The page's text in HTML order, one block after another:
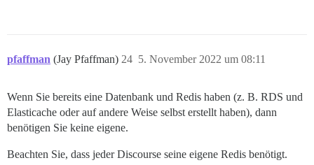
pfaffman (Jay Pfaffman) 5. November 2022 um 08:11
24
Wenn Sie bereits eine Datenbank und Redis haben (z. B. RDS und
Elasticache oder auf andere Weise selbst erstellt haben), dann
benötigen Sie keine eigene.
Beachten Sie, dass jeder Discourse seine eigene Redis benötigt.